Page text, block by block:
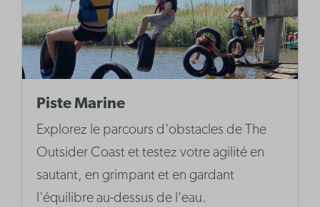
Piste Marine
Explorez le parcours d'obstacles de The
Outsider Coast et testez votre agilité en
sautant, en grimpant et en gardant
l'équilibre au-dessus de l'eau.